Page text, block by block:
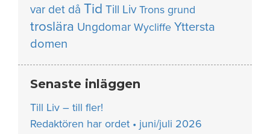
var det då Tid Till Liv Trons grund
troslära Ungdomar Wycliffe Yttersta
domen
Senaste inläggen
Till Liv – till fler!
Redaktören har ordet • juni/juli 2026